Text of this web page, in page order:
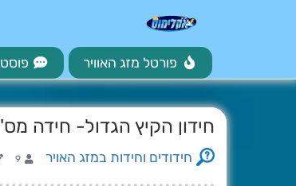
פורטל מזג האוויר
חידון הקיץ הגדול- חידה מס' 40
חידודים וחידות במזג האויר 9